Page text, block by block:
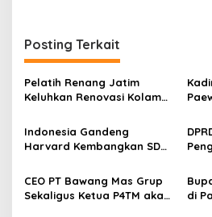
g
a
s
p
o
s
Posting Terkait
Pelatih Renang Jatim
Keluhkan Renovasi Kolam
Persiapan Menuju PON 2028
Terganggu
Indonesia Gandeng
Harvard Kembangkan SDM
Dunia
TPA
CEO PT Bawang Mas Grup
Sekaligus Ketua P4TM akan
di